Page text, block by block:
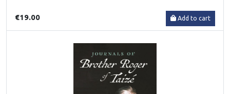
€19.00 Add to cart